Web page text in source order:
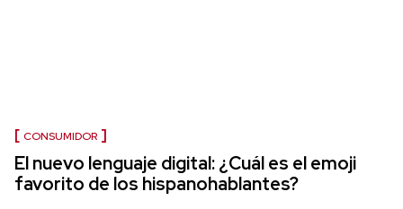
CONSUMIDOR
El nuevo lenguaje digital: ¿Cuál es el emoji
favorito de los hispanohablantes?